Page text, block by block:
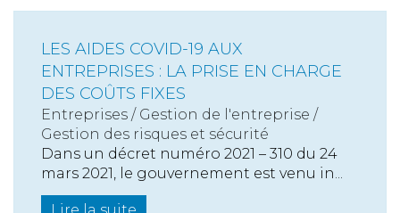
LES AIDES COVID-19 AUX
ENTREPRISES : LA PRISE EN CHARGE
DES COÛTS FIXES
Entreprises / Gestion de l'entreprise /
Gestion des risques et sécurité
Dans un décret numéro 2021 – 310 du 24
mars 2021, le gouvernement est venu in...
Lire la suite